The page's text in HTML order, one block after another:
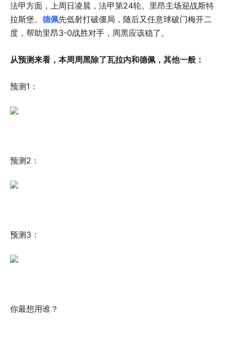
法甲方面，上周日凌晨，法甲第24轮。里昂主场迎战斯特
拉斯堡。 德佩先低射打破僵局，随后又任意球破门梅开二
度，帮助里昂3-0战胜对手，周黑应该稳了。
从预测来看，本周周黑除了瓦拉内和德佩，其他一般：
预测1：
预测2：
预测3：
你最想用谁？